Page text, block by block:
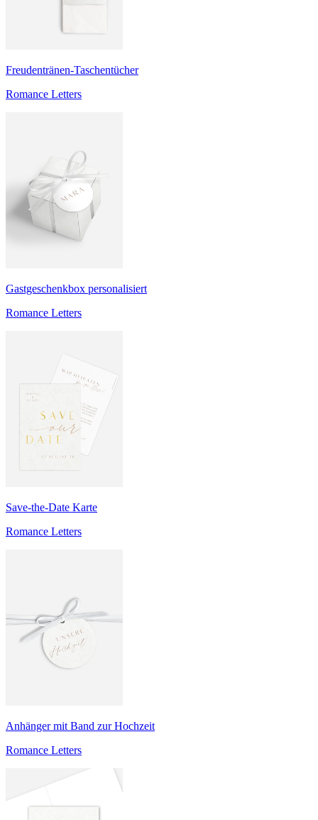
Freudentränen-Taschentücher
Romance Letters
Gastgeschenkbox personalisiert
Romance Letters
Save-the-Date Karte
Romance Letters
Anhänger mit Band zur Hochzeit
Romance Letters